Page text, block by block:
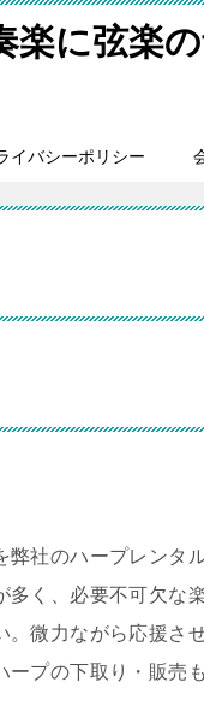
楽に弦楽
イバシーポリシー
社のハープレンタ
く、必要不可欠な
微力ながら応援さ
プの下取り・販売